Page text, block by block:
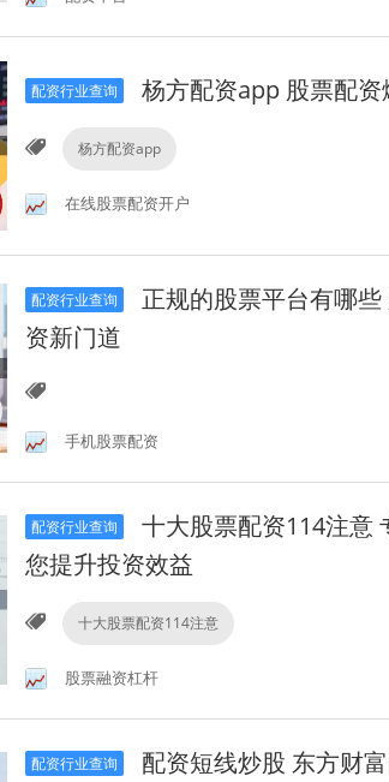
配资行业查询 杨方配资app 股票配资
杨方配资app
在线股票配资开户
配资行业查询
正规的股票平台有哪
资新门道
手机股票配资
配资行业查询
十大股票配资114注意
您提升投资效益
十大股票配资114注意
股票融资杠杆
配资行业查询
配资短线炒股 东方财